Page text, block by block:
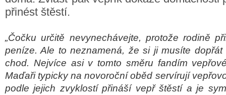
přinést štěstí.
„Čočku určitě nevynechávejte, protože rodině
peníze. Ale to neznamená, že si ji musíte
chod. Nejvíce asi v tomto směru fandím
Maďaři typicky na novoroční oběd servírují
podle jejich zvyklostí přináší vepř štěstí a je